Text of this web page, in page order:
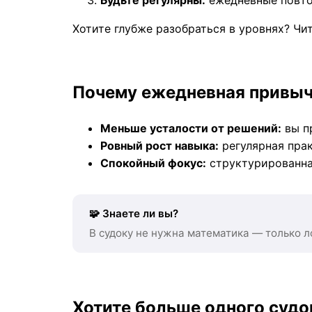
Хотите глубже разобраться в уровнях?
Почему ежедневная
Меньше усталости от решений: вы
Ровный рост навыка: регулярная
Спокойный фокус:
🧩 Знаете ли вы?
В судоку не нужна математика — только
Хотите больше одного